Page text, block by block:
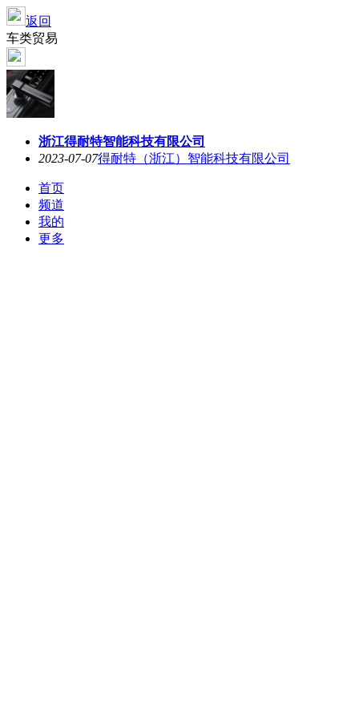
返回
车类贸易
浙江得耐特智能科技有限公司
2023-07-07得耐特（浙江）智能科技有限公司
首页
频道
我的
更多